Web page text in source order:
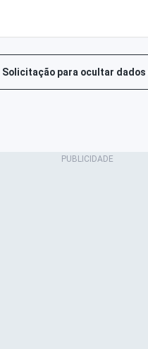
Solicitação para ocultar dados